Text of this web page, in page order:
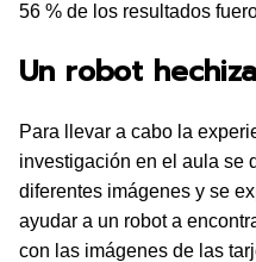
56 % de los resultados
Un robot
Para llevar a cabo la
investigación en el aula se
diferentes imágenes y se
ayudar a un robot a
con las imágenes de las